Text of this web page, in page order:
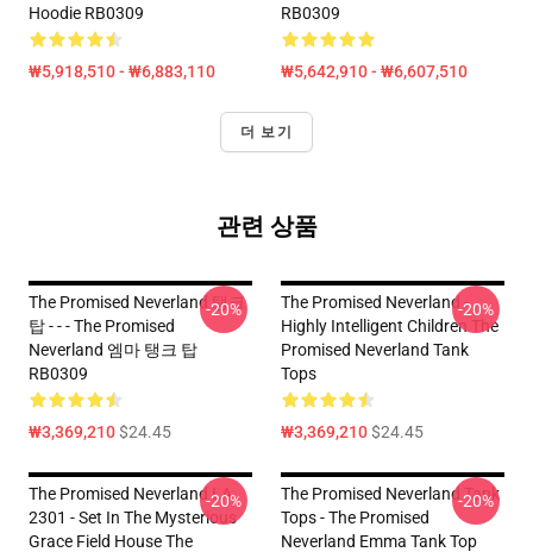
Hoodie RB0309
₩5,918,510 - ₩6,883,110
RB0309
₩5,642,910 - ₩6,607,510
더 보기
관련 상품
The Promised Neverland 탱크
탑 - - - The Promised
Neverland 엠마 탱크 탑
RB0309
₩3,369,210$24.45
-20%
The Promised Neverland -
Highly Intelligent Children The
Promised Neverland Tank
Tops
₩3,369,210$24.45
-20%
The Promised Neverland LA
2301 - Set In The Mysterious
Grace Field House The
-20%
The Promised Neverland Tank
Tops - The Promised
Neverland Emma Tank Top
-20%